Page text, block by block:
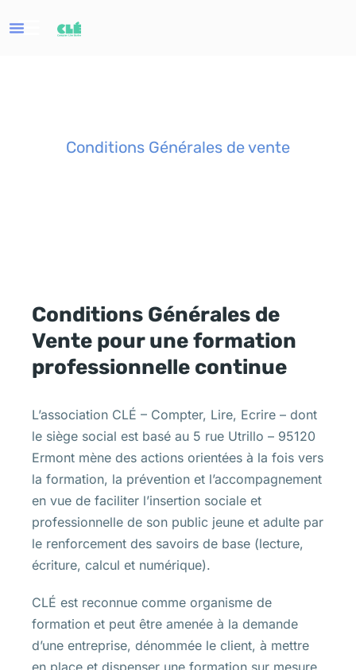
Conditions Générales de vente
Conditions Générales de
Vente pour une formation
professionnelle continue
L’association CLÉ – Compter, Lire, Ecrire – dont
le siège social est basé au 5 rue Utrillo – 95120
Ermont mène des actions orientées à la fois vers
la formation, la prévention et l’accompagnement
en vue de faciliter l’insertion sociale et
professionnelle de son public jeune et adulte par
le renforcement des savoirs de base (lecture,
écriture, calcul et numérique).
CLÉ est reconnue comme organisme de
formation et peut être amenée à la demande
d’une entreprise, dénommée le client, à mettre
en place et dispenser une formation sur mesure